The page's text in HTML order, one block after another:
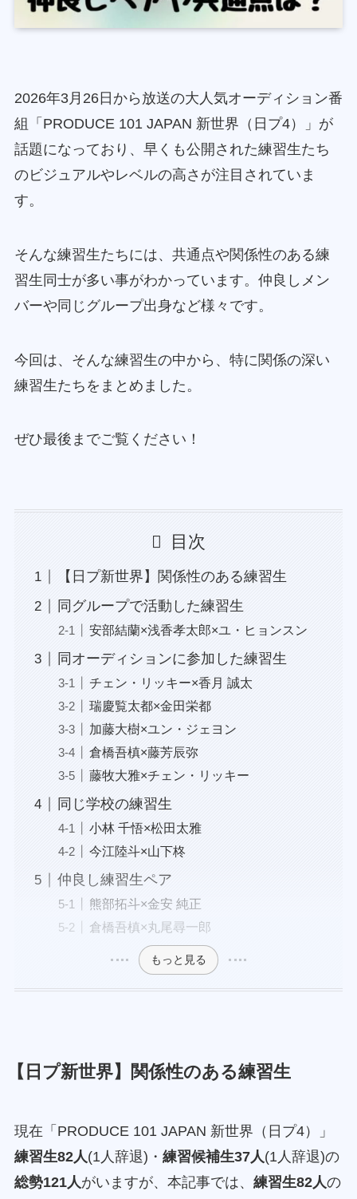
2026年3月26日から放送の大人気オーディション番
組「PRODUCE 101 JAPAN 新世界（日プ4）」が
話題になっており、早くも公開された練習生たち
のビジュアルやレベルの高さが注目されていま
す。
そんな練習生たちには、共通点や関係性のある練
習生同士が多い事がわかっています。仲良しメン
バーや同じグループ出身など様々です。
今回は、そんな練習生の中から、特に関係の深い
練習生たちをまとめました。
ぜひ最後までご覧ください！
目次
【日プ新世界】関係性のある練習生
同グループで活動した練習生
安部結蘭×浅香孝太郎×ユ・ヒョンスン
同オーディションに参加した練習生
チェン・リッキー×香月 誠太
瑞慶覧太都×金田栄都
加藤大樹×ユン・ジェヨン
倉橋吾槙×藤芳辰弥
藤牧大雅×チェン・リッキー
同じ学校の練習生
小林 千悟×松田太雅
今江陸斗×山下柊
仲良し練習生ペア
熊部拓斗×金安 純正
倉橋吾槙×丸尾尋一郎
もっと見る
【日プ新世界】関係性のある練習生
現在「PRODUCE 101 JAPAN 新世界（日プ4）」
練習生82人 (1人辞退)・ 練習候補生37人 (1人辞退)の
総勢121人 がいますが、本記事では、 練習生82人の